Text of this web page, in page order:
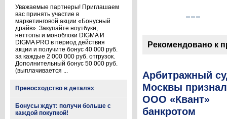
Уважаемые партнеры! Приглашаем
вас принять участие в
маркетинговой акции «Бонусный
драйв». Закупайте ноутбуки,
неттопы и моноблоки DIGMA И
DIGMA PRO в период действия
акции и получите бонус 40 000 руб.
за каждые 2 000 000 руб. отгрузок.
Дополнительный бонус 50 000 руб.
(выплачивается ...
Превосходство в деталях
Бонусы ждут: получи больше с
каждой покупкой!
Рекомендовано к
Арбитражный
Москвы признал
ООО «Квант»
банкротом